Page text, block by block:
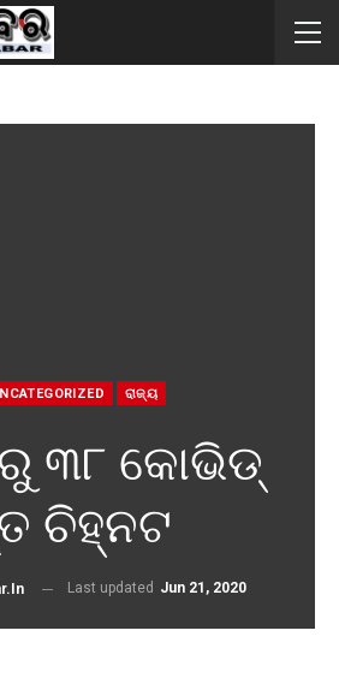
ରାଜ୍ୟ
୩୮ କୋଭିଡ୍
ଚିହ୍ନଟ
Last updated Jun 21, 2020